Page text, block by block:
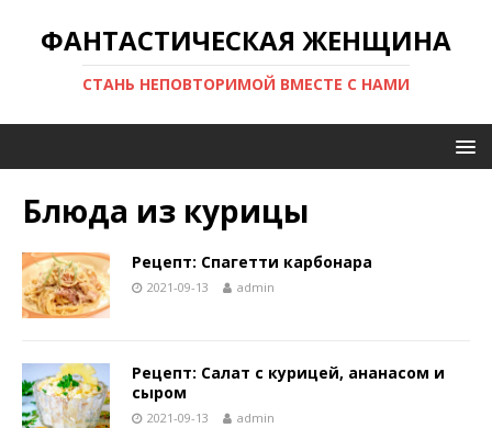
ФАНТАСТИЧЕСКАЯ ЖЕНЩИНА
СТАНЬ НЕПОВТОРИМОЙ ВМЕСТЕ С НАМИ
Блюда из курицы
Рецепт: Спагетти карбонара
2021-09-13 admin
Рецепт: Салат с курицей, ананасом и
сыром
2021-09-13 admin